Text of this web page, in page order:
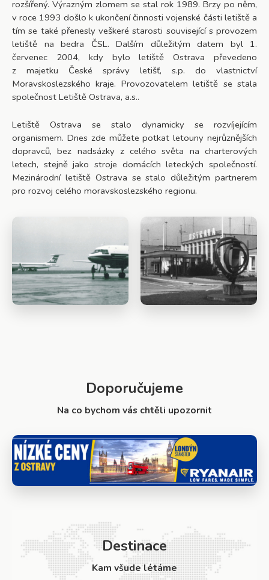
rozšířený. Výrazným zlomem se stal rok 1989. Brzy po něm,
v roce 1993 došlo k ukončení činnosti vojenské části letiště a
tím se také přenesly veškeré starosti související s provozem
letiště na bedra ČSL. Dalším důležitým datem byl 1.
červenec 2004, kdy bylo letiště Ostrava převedeno
z majetku České správy letišť, s.p. do vlastnictví
Moravskoslezského kraje. Provozovatelem letiště se stala
společnost Letiště Ostrava, a.s..
Letiště Ostrava se stalo dynamicky se rozvíjejícím
organismem. Dnes zde můžete potkat letouny nejrůznějších
dopravců, bez nadsázky z celého světa na charterových
letech, stejně jako stroje domácích leteckých společností.
Mezinárodní letiště Ostrava se stalo důležitým partnerem
pro rozvoj celého moravskoslezského regionu.
Doporučujeme
Na co bychom vás chtěli upozornit
Destinace
Kam všude létáme